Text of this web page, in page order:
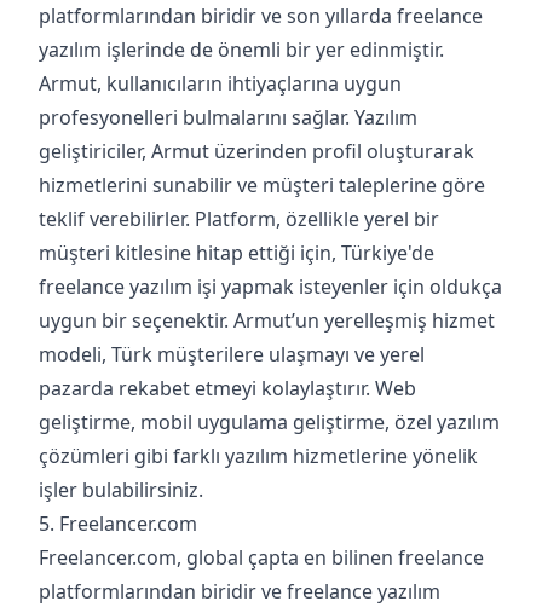
platformlarından biridir ve son yıllarda freelance
yazılım işlerinde de önemli bir yer edinmiştir.
Armut, kullanıcıların ihtiyaçlarına uygun
profesyonelleri bulmalarını sağlar. Yazılım
geliştiriciler, Armut üzerinden profil oluşturarak
hizmetlerini sunabilir ve müşteri taleplerine göre
teklif verebilirler. Platform, özellikle yerel bir
müşteri kitlesine hitap ettiği için, Türkiye'de
freelance yazılım işi yapmak isteyenler için oldukça
uygun bir seçenektir. Armut’un yerelleşmiş hizmet
modeli, Türk müşterilere ulaşmayı ve yerel
pazarda rekabet etmeyi kolaylaştırır. Web
geliştirme, mobil uygulama geliştirme, özel yazılım
çözümleri gibi farklı yazılım hizmetlerine yönelik
işler bulabilirsiniz.
5. Freelancer.com
Freelancer.com, global çapta en bilinen freelance
platformlarından biridir ve freelance yazılım